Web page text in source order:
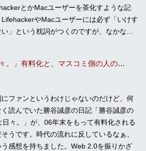
とかMacユーザーを茶化すような記
LifehackerやMacユーザーには必ず「いけす
」という枕詞がつくのですが、なかな...
「勝谷誠彦の××な日々。」有料化と、マスコミ側の人の論理
ファンというわけじゃないのだけど、何
く読んでいた勝谷誠彦の日記「勝谷誠彦の
日々。」が、06年末をもって有料化される
うです。時代の流れに反しているなぁ、
う感想を持ちました。Web 2.0を振りかざ